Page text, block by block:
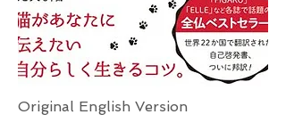
Original English Version